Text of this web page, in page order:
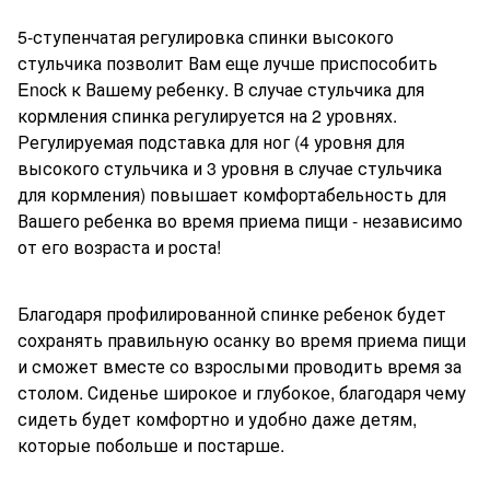
5-ступенчатая регулировка спинки высокого
стульчика позволит Вам еще лучше приспособить
Enock к Вашему ребенку. В случае стульчика для
кормления спинка регулируется на 2 уровнях.
Регулируемая подставка для ног (4 уровня для
высокого стульчика и 3 уровня в случае стульчика
для кормления) повышает комфортабельность для
Вашего ребенка во время приема пищи - независимо
от его возраста и роста!
Благодаря профилированной спинке ребенок будет
сохранять правильную осанку во время приема пищи
и сможет вместе со взрослыми проводить время за
столом. Сиденье широкое и глубокое, благодаря чему
сидеть будет комфортно и удобно даже детям,
которые побольше и постарше.